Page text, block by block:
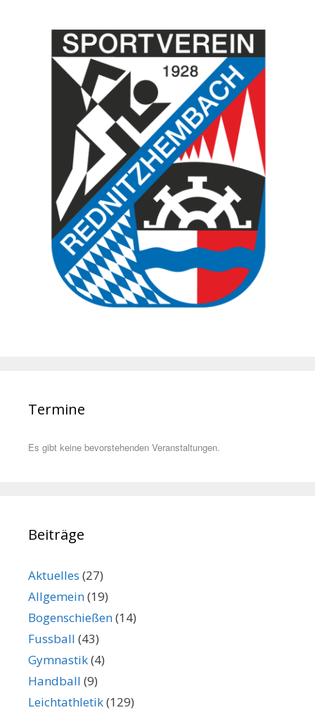
Termine
Es gibt keine bevorstehenden Veranstaltungen.
Beiträge
Aktuelles (27)
Allgemein(19)
Bogenschießen(14)
Fussball (43)
Gymnastik(4)
Handball (9)
Leichtathletik(129)